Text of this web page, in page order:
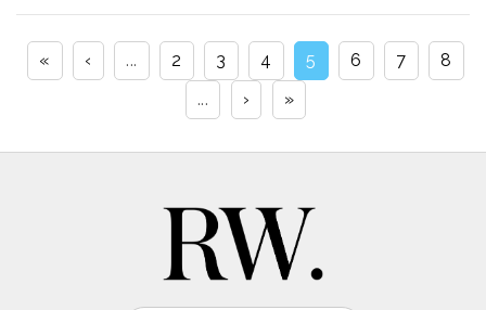
« ‹ ... 2 3 4 5 6 7
8
...
› »